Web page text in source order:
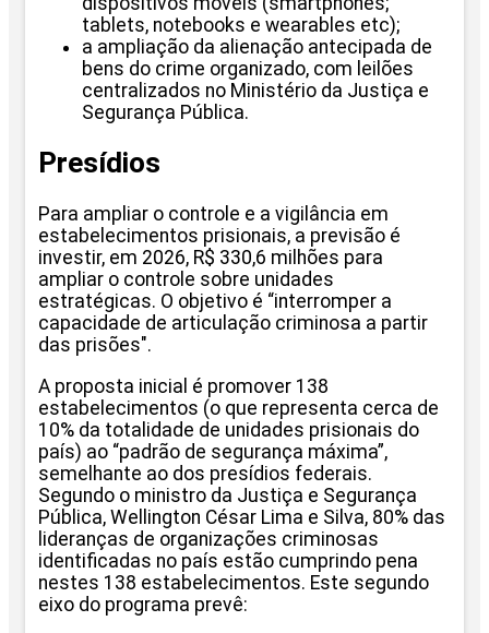
tablets, notebooks e wearables etc);
a ampliação da alienação antecipada de
bens do crime organizado, com leilões
centralizados no Ministério da Justiça e
Segurança Pública.
Presídios
Para ampliar o controle e a vigilância em
estabelecimentos prisionais, a previsão é
investir, em 2026, R$ 330,6 milhões para
ampliar o controle sobre unidades
estratégicas. O objetivo é “interromper a
capacidade de articulação criminosa a partir
das prisões".
A proposta inicial é promover 138
estabelecimentos (o que representa cerca de
10% da totalidade de unidades prisionais do
país) ao “padrão de segurança máxima”,
semelhante ao dos presídios federais.
Segundo o ministro da Justiça e Segurança
Pública, Wellington César Lima e Silva, 80% das
lideranças de organizações criminosas
identificadas no país estão cumprindo pena
nestes 138 estabelecimentos. Este segundo
eixo do programa prevê: